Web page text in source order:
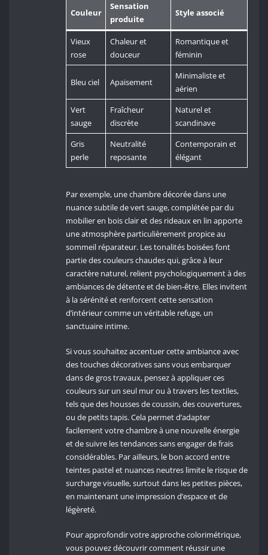
Couleur
Sensation
produite
Style associé
Vieux
rose
Chaleur et
douceur
Romantique et
féminin
Bleu ciel Apaisement
Minimaliste et
aérien
Vert
sauge
Fraîcheur
discrète
Naturel et
scandinave
Gris
perle
Neutralité
reposante
Contemporain et
élégant
Par exemple, une chambre décorée dans une
nuance subtile de vert sauge, complétée par du
mobilier en bois clair et des rideaux en lin apporte
une atmosphère particulièrement propice au
sommeil réparateur. Les tonalités boisées font
partie des couleurs chaudes qui, grâce à leur
caractère naturel, relient psychologiquement à des
ambiances de détente et de bien-être. Elles invitent
à la sérénité et renforcent cette sensation
d’intérieur comme un véritable refuge, un
sanctuaire intime.
Si vous souhaitez accentuer cette ambiance avec
des touches décoratives sans vous embarquer
dans de gros travaux, pensez à appliquer ces
couleurs sur un seul mur ou à travers les textiles,
tels que des housses de coussin, des couvertures,
ou de petits tapis. Cela permet d’adapter
facilement votre chambre à une nouvelle énergie
et de suivre les tendances sans engager de frais
considérables. Par ailleurs, le bon accord entre
teintes pastel et nuances neutres limite le risque de
surcharge visuelle, surtout dans les petites pièces,
en maintenant une impression d’espace et de
légèreté.
Pour approfondir votre approche colorimétrique,
vous pouvez découvrir comment réussir une